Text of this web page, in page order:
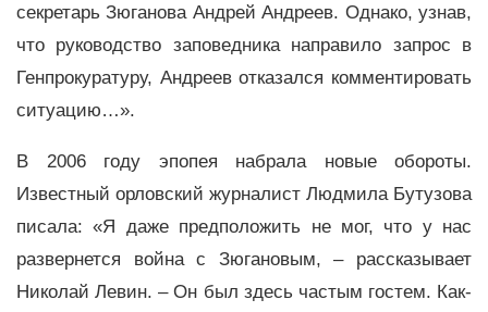
секретарь Зюганова Андрей Андреев. Однако, узнав,
что руководство заповедника направило запрос в
Генпрокуратуру, Андреев отказался комментировать
ситуацию…».
В 2006 году эпопея набрала новые обороты.
Известный орловский журналист Людмила Бутузова
писала: «Я даже предположить не мог, что у нас
развернется война с Зюгановым, – рассказывает
Николай Левин. – Он был здесь частым гостем. Как-